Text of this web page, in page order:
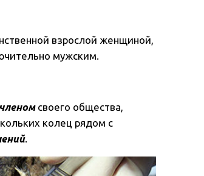
взрослой женщиной,
мужским.
своего общества,
колец рядом с
.